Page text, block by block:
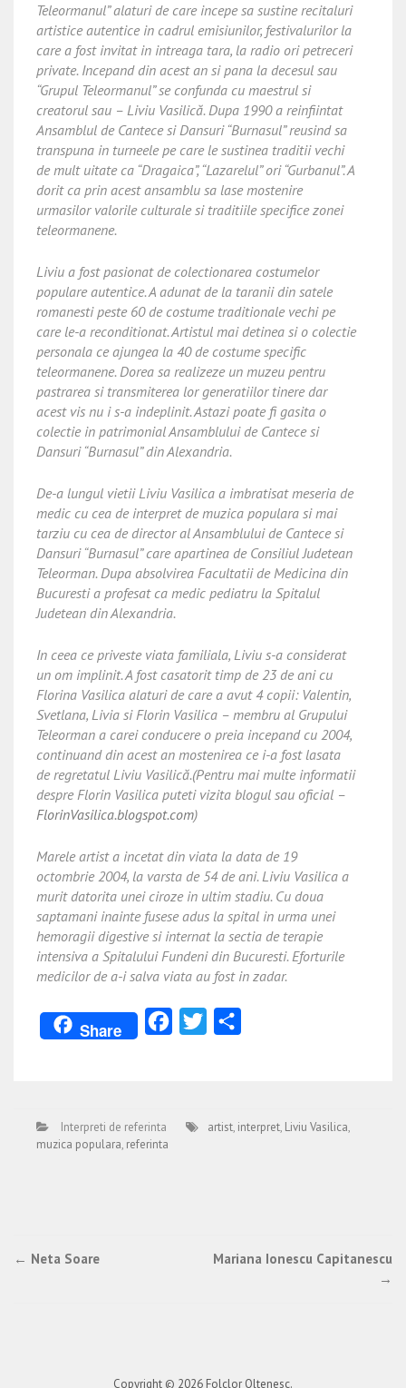
Teleormanul” alaturi de care incepe sa sustine recitaluri
artistice autentice in cadrul emisiunilor, festivalurilor la
care a fost invitat in intreaga tara, la radio ori petreceri
private. Incepand din acest an si pana la decesul sau
“Grupul Teleormanul” se confunda cu maestrul si
creatorul sau – Liviu Vasilică. Dupa 1990 a reinfiintat
Ansamblul de Cantece si Dansuri “Burnasul” reusind sa
transpuna in turneele pe care le sustinea traditii vechi
de mult uitate ca “Dragaica”, “Lazarelul” ori “Gurbanul”. A
dorit ca prin acest ansamblu sa lase mostenire
urmasilor valorile culturale si traditiile specifice zonei
teleormanene.
Liviu a fost pasionat de colectionarea costumelor
populare autentice. A adunat de la taranii din satele
romanesti peste 60 de costume traditionale vechi pe
care le-a reconditionat. Artistul mai detinea si o colectie
personala ce ajungea la 40 de costume specific
teleormanene. Dorea sa realizeze un muzeu pentru
pastrarea si transmiterea lor generatiilor tinere dar
acest vis nu i s-a indeplinit. Astazi poate fi gasita o
colectie in patrimonial Ansamblului de Cantece si
Dansuri “Burnasul” din Alexandria.
De-a lungul vietii Liviu Vasilica a imbratisat meseria de
medic cu cea de interpret de muzica populara si mai
tarziu cu cea de director al Ansamblului de Cantece si
Dansuri “Burnasul” care apartinea de Consiliul Judetean
Teleorman. Dupa absolvirea Facultatii de Medicina din
Bucuresti a profesat ca medic pediatru la Spitalul
Judetean din Alexandria.
In ceea ce priveste viata familiala, Liviu s-a considerat
un om implinit. A fost casatorit timp de 23 de ani cu
Florina Vasilica alaturi de care a avut 4 copii: Valentin,
Svetlana, Livia si Florin Vasilica – membru al Grupului
Teleorman a carei conducere o preia incepand cu 2004,
continuand din acest an mostenirea ce i-a fost lasata
de regretatul Liviu Vasilică.(Pentru mai multe informatii
despre Florin Vasilica puteti vizita blogul sau oficial –
FlorinVasilica.blogspot.com)
Marele artist a incetat din viata la data de 19
octombrie 2004, la varsta de 54 de ani. Liviu Vasilica a
murit datorita unei ciroze in ultim stadiu. Cu doua
saptamani inainte fusese adus la spital in urma unei
hemoragii digestive si internat la sectia de terapie
intensiva a Spitalului Fundeni din Bucuresti. Eforturile
medicilor de a-i salva viata au fost in zadar.
Share FacebookTwitter
Interpreti de referinta artist, interpret, Liviu Vasilica,
muzica populara, referinta
Post
← Neta Soare
Mariana Ionescu Capitanescu
→
Copyright © 2026 Folclor Oltenesc.